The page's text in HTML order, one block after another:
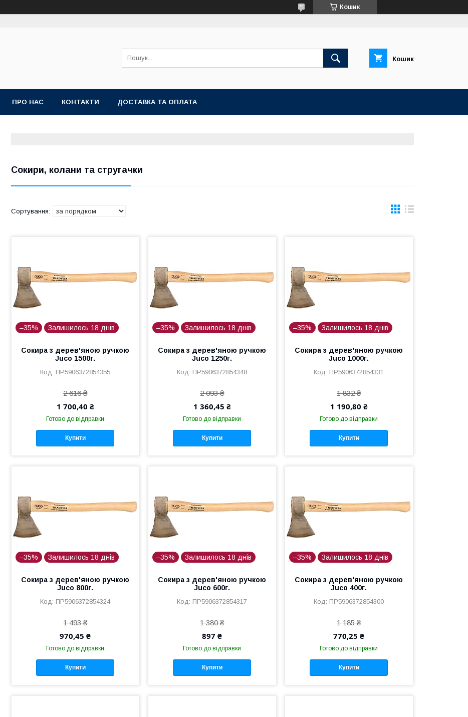
Кошик
Кошик
ПРО НАС КОНТАКТИ ДОСТАВКА ТА ОПЛАТА
Сокири, колани та стругачки
–35% Залишилось 18 днів
Сокира з дерев'яною ручкою
Juco 1500г.
ПР5906372854355
2 616 ₴
1 700,40 ₴
Готово до відправки
Купити
–35% Залишилось 18 днів
Сокира з дерев'яною ручкою
Juco 1250г.
ПР5906372854348
2 093 ₴
1 360,45 ₴
Готово до відправки
Купити
–35% Залишилось 18 днів
Сокира з дерев'яною ручкою
Juco 1000г.
ПР5906372854331
1 832 ₴
1 190,80 ₴
Готово до відправки
Купити
–35% Залишилось 18 днів
Сокира з дерев'яною ручкою
Juco 800г.
ПР5906372854324
1 493 ₴
970,45 ₴
Готово до відправки
Купити
–35% Залишилось 18 днів
Сокира з дерев'яною ручкою
Juco 600г.
ПР5906372854317
1 380 ₴
897 ₴
Готово до відправки
Купити
–35% Залишилось 18 днів
Сокира з дерев'яною ручкою
Juco 400г.
ПР5906372854300
1 185 ₴
770,25 ₴
Готово до відправки
Купити